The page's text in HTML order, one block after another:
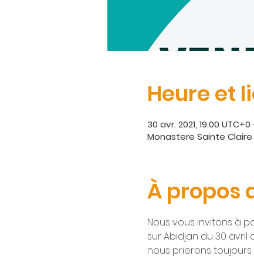
Heure et
30 avr. 2021, 19:00
Monastere Sainte
À propos
Nous vous invitons à
sur Abidjan du 30 avril
nous prierons